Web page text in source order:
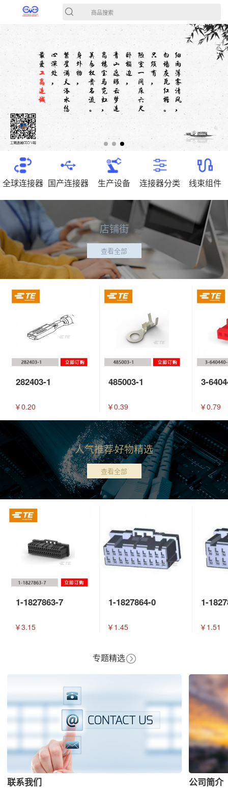
商品搜索
全球连接器 国产连接器 生产设备 连接器分类 线束组件
店铺街
查看全部
282403-1
￥0.20
485003-1
￥0.39
3-
￥0.79
人气推荐好物精选
查看全部
1-1827863-7
￥3.15
1-1827864-0
￥1.45
1-
￥1.51
专题精选
联系我们 公司简介